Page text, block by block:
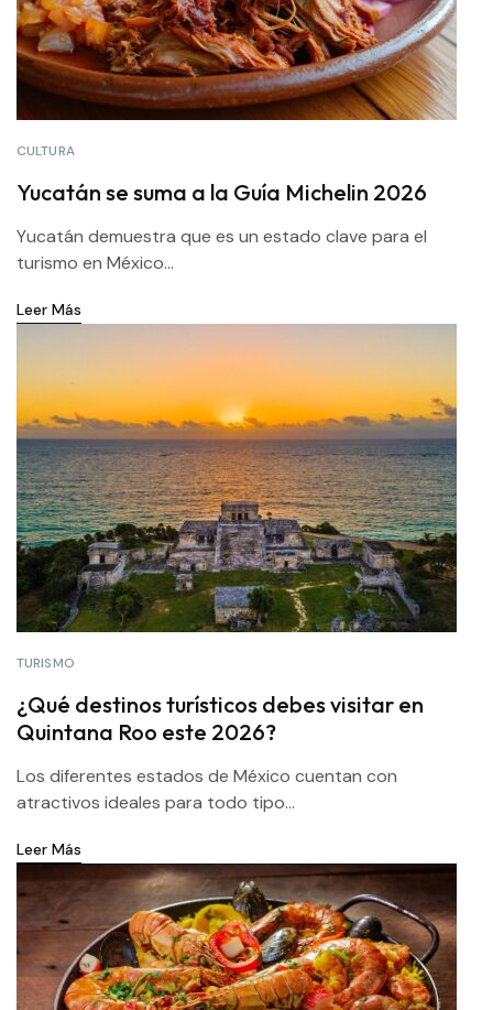
CULTURA
Yucatán se suma a la Guía Michelin 2026
Yucatán demuestra que es un estado clave para el
turismo en México...
Leer Más
TURISMO
¿Qué destinos turísticos debes visitar en
Quintana Roo este 2026?
Los diferentes estados de México cuentan con
atractivos ideales para todo tipo...
Leer Más